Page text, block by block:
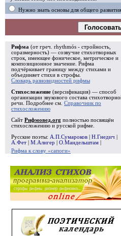
Нужно знать основы для общего развития.
Рифма (от греч. rhythmós - стройность,
соразмерность) — созвучие стихотворных
строк, имеющее фоническое, метрическое и
композиционное значение. Рифма
подчёркивает границу между стихами и
объединяет стихи в строфы
Словарь разновидностей рифмы
Стихосложение (версификация) — способ
организации звукового состава
речи. Подробнее см. Справочник по
стихосложению
Сайт Рифмовед.org полностью посвящён
стихосложению и русской рифме.
Русские поэты: А.П.Сумароков Н.Гнедич
А.Фет
М.Алигер О.Мандельштам
Рифма к слову «сапоги»